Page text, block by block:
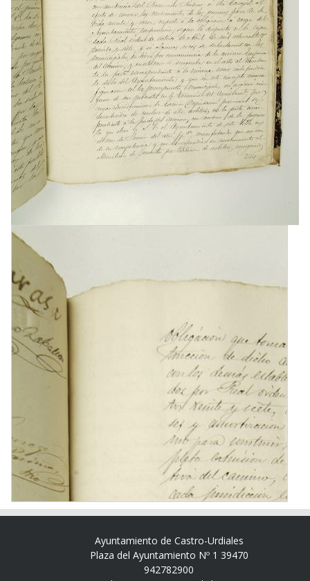
Ayuntamiento de Castro-Urdiales
Plaza del Ayuntamiento Nº 1 39470
942782900